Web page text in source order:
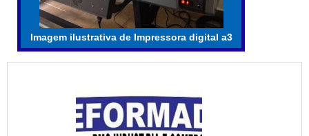
Imagem ilustrativa de Impressora digital a3